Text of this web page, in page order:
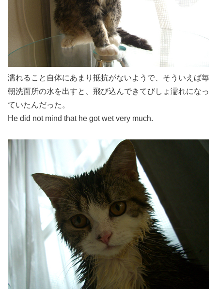
濡れること自体にあまり抵抗がないようで、そういえば毎
朝洗面所の水を出すと、飛び込んできてびしょ濡れになっ
ていたんだった。
He did not mind that he got wet very much.